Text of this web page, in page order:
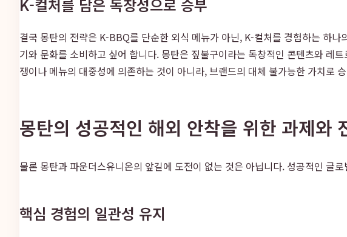
K-컬처를 담은 독창성으로 승부
결국 몽탄의 전략은 K-BBQ를 단순한 외식 메뉴가 아닌, K-컬처를 경험하는 하
기와 문화를 소비하고 싶어 합니다. 몽탄은 짚불구이라는 독창적인 콘텐츠와 레
쟁이나 메뉴의 대중성에 의존하는 것이 아니라, 브랜드의 대체 불가능한 가치로
몽탄의 성공적인 해외 안착을 위한 과제와
물론 몽탄과 파운더스유니온의 앞길에 도전이 없는 것은 아닙니다. 성공적인 글
핵심 경험의 일관성 유지